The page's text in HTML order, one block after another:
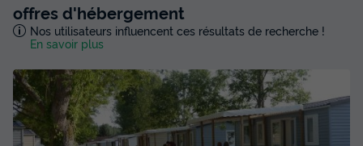
offres d'hébergement
Nos utilisateurs influencent ces résultats de recherche !
En savoir plus